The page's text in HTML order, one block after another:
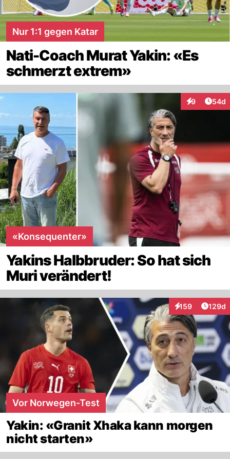
Nur 1:1 gegen Katar
Nati-Coach Murat Yakin: «Es
schmerzt extrem»
9
Interaktionen
54d
«Konsequenter»
Yakins Halbbruder: So hat sich
Muri verändert!
159
Interaktionen129d
Vor Norwegen-Test
Yakin: «Granit Xhaka kann morgen
nicht starten»